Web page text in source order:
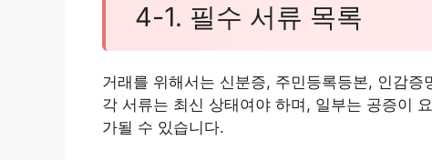
4-1. 필수 서류 목록
거래를 위해서는 신분증, 주민등록등본, 인감
각 서류는 최신 상태여야 하며, 일부는 공증이
가될 수 있습니다.